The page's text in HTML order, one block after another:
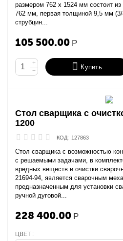
размером 762 х 1524 мм состоит
762 мм, первая толщиной 9,5 мм
струбцин...
105 500.00 Р
+
−
Купить
Стол сварщика с
1200
КОД: 127863
Стол сварщика с возможностью
с решаемыми задачами, в
вредных веществ и очистки
21694-94, является сварочным
предназначенным для установки
ручной дуговой...
228 400.00 Р
ЦВЕТ :